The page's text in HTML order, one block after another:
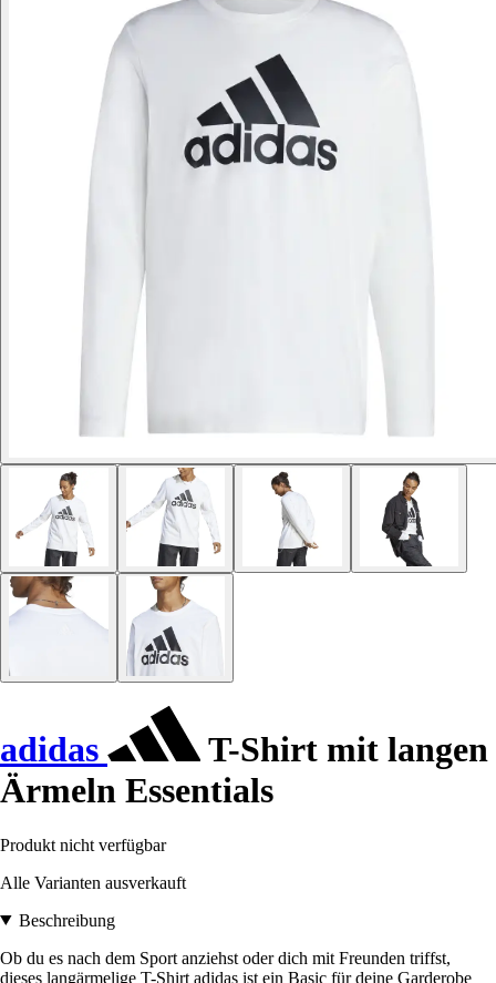
adidas
T-Shirt mit langen
Ärmeln Essentials
Produkt nicht verfügbar
Alle Varianten ausverkauft
Beschreibung
Ob du es nach dem Sport anziehst oder dich mit Freunden triffst,
dieses langärmelige T-Shirt adidas ist ein Basic für deine Garderobe